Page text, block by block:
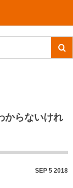
からないけれ
SEP 5 2018